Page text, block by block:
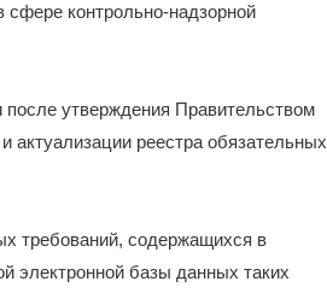
сфере контрольно-надзорной
утверждения Правительством
актуализации реестра обязательных
требований, содержащихся в
электронной базы данных таких